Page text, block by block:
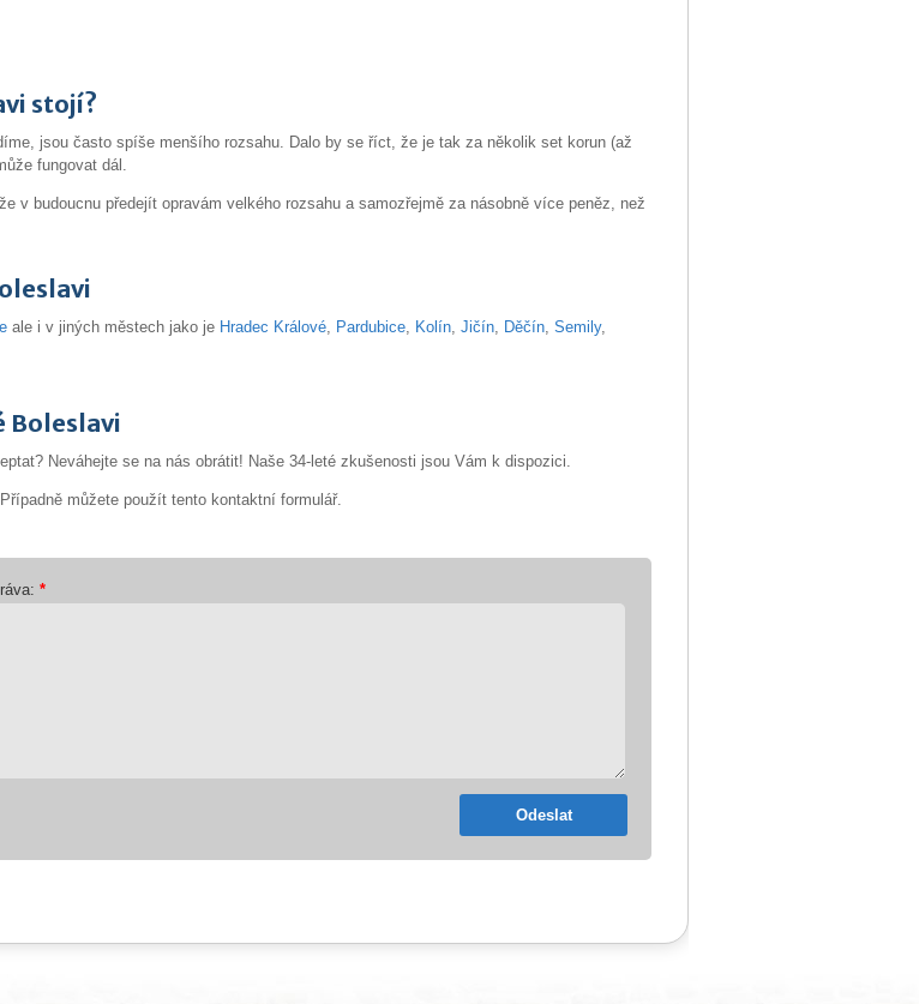
stojí?
jsou často spíše menšího rozsahu. Dalo by se říct, že je tak za několik set korun (až
fungovat dál.
v budoucnu předejít opravám velkého rozsahu a samozřejmě za násobně více peněz, než
ale i v jiných městech jako je Hradec Králové Pardubice Kolín Jičín Děčín Semily,
Boleslavi
Neváhejte se na nás obrátit! Naše 34-leté zkušenosti jsou Vám k dispozici.
. Případně můžete použít tento kontaktní formulář.
*